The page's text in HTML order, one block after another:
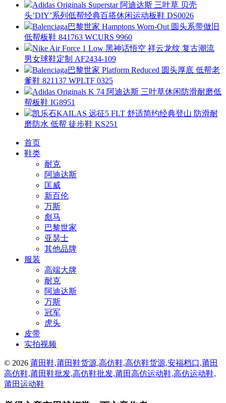
Adidas Originals Superstar 阿迪达斯 三叶草 贝壳
头’DIY’系列低帮经典百搭休闲运动板鞋 DS0026
Balenciaga巴黎世家 Hamptons Worn-Out 圆头系带做旧
低帮板鞋 841763 WCURS 9960
Nike Air Force 1 Low 黑神话悟空 祥云龙纹 复古潮流
男女球鞋定制 AF2434-109
Balenciaga巴黎世家 Platform Reduced 圆头厚底 低帮老
爹鞋 821137 WPLTF 0325
Adidas Originals K 74 阿迪达斯 三叶草休闲防滑耐磨低
帮板鞋 IG8951
凯乐石KAILAS 远征5 FLT 舒适简约经典登山 防滑耐
磨防水 低帮 徒步鞋 KS251
首页
鞋类
耐克
阿迪达斯
匡威
新百伦
万斯
彪马
巴黎世家
亚瑟士
其他品牌
服装
高端大牌
耐克
阿迪达斯
万斯
冠军
虎头
皮带
实拍视频
© 2026 莆田鞋,莆田鞋货源,高仿鞋,高仿鞋货源,安福档口,莆田
高仿鞋,莆田鞋批发,高仿鞋批发,莆田高仿运动鞋,高仿运动鞋,
莆田运动鞋